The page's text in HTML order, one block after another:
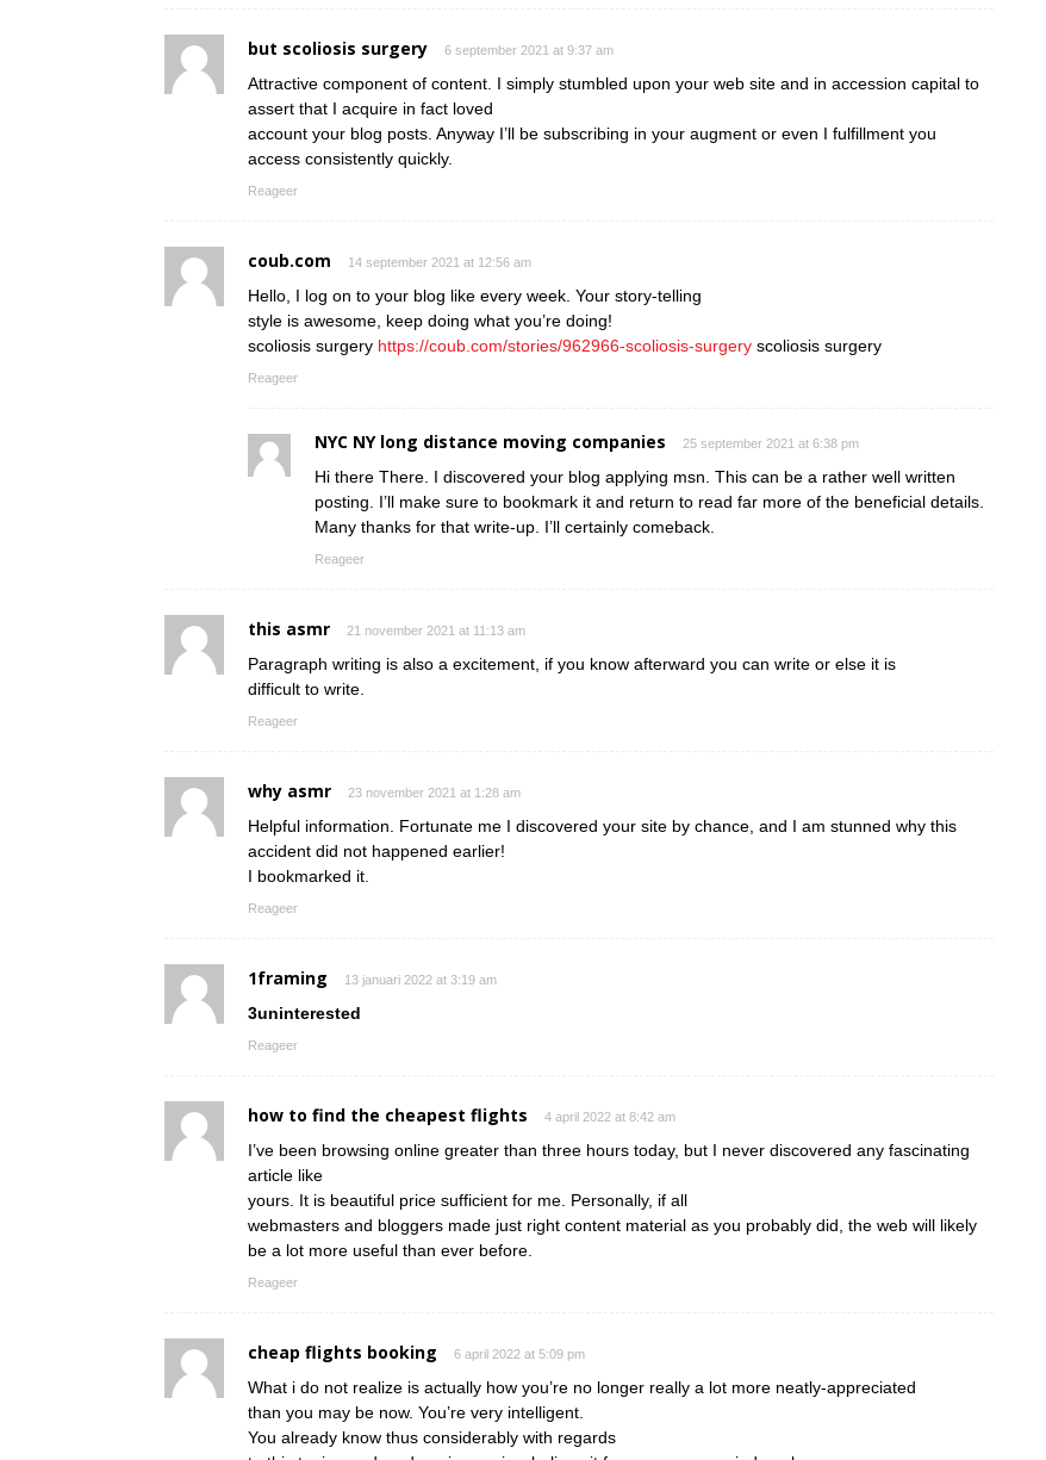
but scoliosis surgery 6 september 2021 at 9:37 am
Attractive component of content. I simply stumbled upon your web site and in accession capital to
assert that I acquire in fact loved
account your blog posts. Anyway I’ll be subscribing in your augment or even I fulfillment you
access consistently quickly.
Reageer
coub.com 14 september 2021 at 12:56 am
Hello, I log on to your blog like every week. Your story-telling
style is awesome, keep doing what you’re doing!
scoliosis surgery https://coub.com/stories/962966-scoliosis-surgery scoliosis surgery
Reageer
NYC NY long distance moving companies 25 september 2021 at 6:38 pm
Hi there There. I discovered your blog applying msn. This can be a rather well written
posting. I’ll make sure to bookmark it and return to read far more of the beneficial details.
Many thanks for that write-up. I’ll certainly comeback.
Reageer
this asmr 21 november 2021 at 11:13 am
Paragraph writing is also a excitement, if you know afterward you can write or else it is
difficult to write.
Reageer
why asmr 23 november 2021 at 1:28 am
Helpful information. Fortunate me I discovered your site by chance, and I am stunned why this
accident did not happened earlier!
I bookmarked it.
Reageer
1framing 13 januari 2022 at 3:19 am
3uninterested
Reageer
how to find the cheapest flights 4 april 2022 at 8:42 am
I’ve been browsing online greater than three hours today, but I never discovered any fascinating
article like
yours. It is beautiful price sufficient for me. Personally, if all
webmasters and bloggers made just right content material as you probably did, the web will likely
be a lot more useful than ever before.
Reageer
cheap flights booking 6 april 2022 at 5:09 pm
What i do not realize is actually how you’re no longer really a lot more neatly-appreciated
than you may be now. You’re very intelligent.
You already know thus considerably with regards